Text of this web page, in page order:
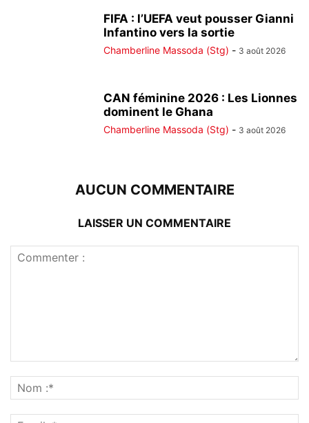
FIFA : l’UEFA veut pousser Gianni
Infantino vers la sortie
Chamberline Massoda (Stg) - 3 août 2026
CAN féminine 2026 : Les Lionnes
dominent le Ghana
Chamberline Massoda (Stg) - 3 août 2026
AUCUN COMMENTAIRE
LAISSER UN COMMENTAIRE